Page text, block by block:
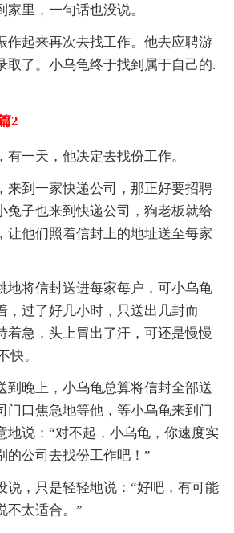
家里，一句话也没说。
起来再次去找工作。他去应聘游
取了。小乌龟终于找到属于自己的.
2
一天，他决定去找份工作。
到一家快递公司，那正好要招聘
兔子也来到快递公司，狗老板就给
让他们照着信封上的地址送至每家
将信封送进每家每户，可小乌龟
，过了好几小时，只送出几封而
着急，头上冒出了汗，可还是慢慢
快。
晚上，小乌龟总算将信封全部送
门口焦急地等他，等小乌龟来到门
地说：“对不起，小乌龟，你速度实
的公司去找份工作吧！”
，只是轻轻地说：“好吧，有可能
不太适合。”